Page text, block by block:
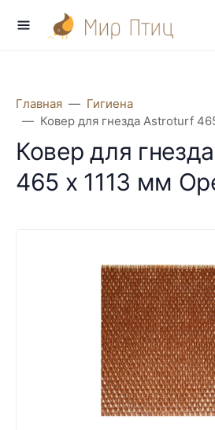
Главная
Гигиена
Ковер для гнезда Astroturf
Ковер для
465 х 1113 мм